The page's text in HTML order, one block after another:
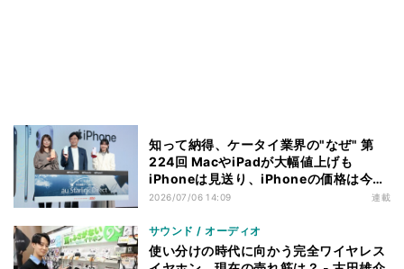
知って納得、ケータイ業界の"なぜ" 第
224回 MacやiPadが大幅値上げも
iPhoneは見送り、iPhoneの価格は今後
どうなるのか
2026/07/06 14:09 連載
サウンド / オーディオ
使い分けの時代に向かう完全ワイヤレス